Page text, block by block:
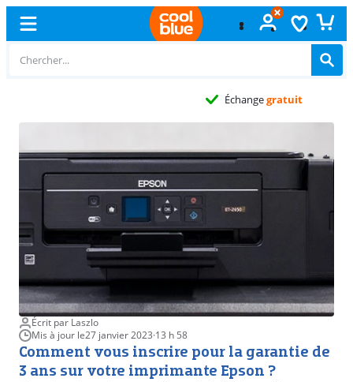
gratuit
Écrit par Laszlo
Mis à jour le27 janvier 2023·13 h 58
Comment vous inscrire pour la garantie de
3 ans sur votre imprimante Epson ?